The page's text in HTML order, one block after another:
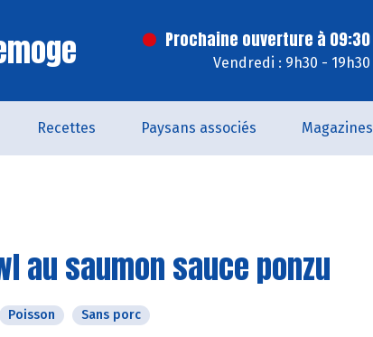
Prochaine ouverture à 09:30
Vendredi : 9h30 - 19h30
Recettes Paysans associés Magazines
au saumon sauce ponzu
Poisson Sans porc